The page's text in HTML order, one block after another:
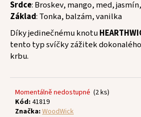
Srdce: Broskev, mango, med,
Základ: Tonka, balzám, vanilka
Díky jedinečnému knotu
tento typ svíčky zážitek
krbu.
Momentálně nedostupné (2 ks)
Kód: 41819
Značka: WoodWick
D
o
p
o
u
u